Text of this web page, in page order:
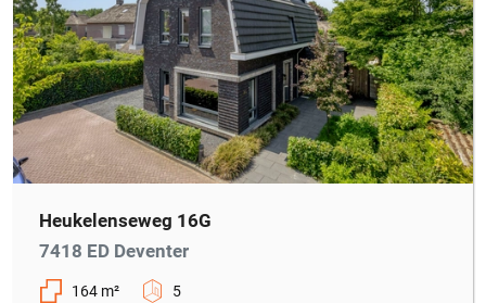
Heukelenseweg 16G
7418 ED Deventer
164 m² 5